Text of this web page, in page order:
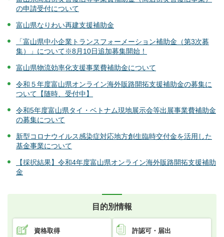
の申請受付について
富山県なりわい再建支援補助金
「富山県中小企業トランスフォーメーション補助金（第3次募
集）」について※8月10日追加募集開始！
富山県物流効率化支援事業費補助金について
令和５年度富山県オンライン海外販路開拓支援補助金の募集に
ついて【随時、受付中】
令和5年度富山県タイ・ベトナム現地展示会等出展事業費補助金
の募集について
新型コロナウイルス感染症対応地方創生臨時交付金を活用した
基金事業について
【採択結果】令和4年度富山県オンライン海外販路開拓支援補助
金
目的別情報
資格取得 許認可・届出